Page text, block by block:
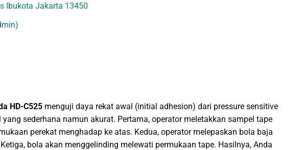
Ibukota Jakarta 13450
HD-C525 menguji daya rekat awal (initial adhesion) dari pressure sensitive
sederhana namun akurat. Pertama, operator meletakkan sampel tape
perekat menghadap ke atas. Kedua, operator melepaskan bola baja
bola akan menggelinding melewati permukaan tape. Hasilnya, Anda